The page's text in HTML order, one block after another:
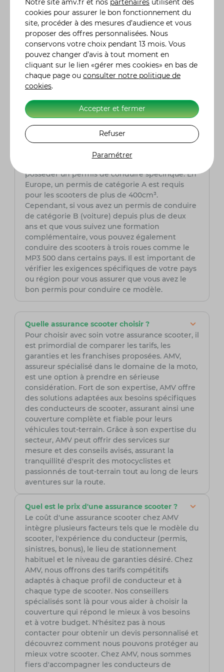
Le Piaggio MP3 500 est conçu pour offrir un
grand confort, même lors des trajets longue
distance. Son siège ergonomique, ajustable et
bien rembourré est conçu pour réduire la
fatigue lors de longs trajets. De plus, la
présence d'un pare-brise de grande taille et
d'une suspension avant sophistiquée contribue
à une conduite plus agréable et moins
secouante. Pour les longs trajets, il est
également possible d'ajouter des accessoires
comme un top case pour plus de rangement et
un confort supplémentaire.
Quelles sont les exigences en matière de
permis pour conduire un Piaggio MP3 500 ?
posséder un permis de conduire spécifique. En
Europe, un permis de catégorie A est requis
pour les scooters de plus de 400cm³.
Cependant, si vous avez un permis de conduire
de catégorie B (voiture) depuis plus de deux
ans et que vous suivez une formation
complémentaire, vous pouvez également
conduire des scooters à trois roues comme le
MP3 500 dans certains pays. Il est important de
vérifier les exigences spécifiques de votre pays
ou région pour vous assurer que vous avez le
bon permis pour conduire ce modèle.
Quelle assurance scooter choisir ?
Pour choisir avec soin votre assurance scooter, il
est primordial de comparer les tarifs, les
garanties et les franchises proposées. AMV,
assureur spécialisé dans le domaine de la moto,
est une option à prendre en sérieuse
considération. Fort de son expertise, AMV offre
des solutions adaptées aux besoins spécifiques
des conducteurs de scooter, assurant ainsi une
couverture complète et fiable pour leurs
véhicules tout-terrain. Grâce à son expertise du
secteur, AMV peut offrir des services sur
mesure et des conseils avisés, assurant la
tranquillité d'esprit des motocyclistes et
passionnés de tout-terrain tout au long de leurs
aventures sur la route.
Quel est le prix d'une assurance scooter ?
Le coût d'une assurance scooter chez AMV
intègre plusieurs facteurs tels que le modèle du
scooter, l'expérience du conducteur (permis,
sinistres, bonus), le lieu de stationnement
habituel et le niveau de garanties désiré. Chez
AMV, nous offrons des tarifs compétitifs
adaptés à chaque profil de conducteur et à
chaque type de scooter. Nos conseillers
spécialisés sont là pour vous aider à choisir la
couverture qui répond le mieux à vos besoins
et à votre budget. N'hésitez pas à nous
contacter pour obtenir un devis personnalisé et
découvrez comment nous pouvons protéger au
mieux votre scooter. Chez AMV, nous sommes
fiers d'accompagner les conducteurs de
cookies pour assurer le bon fonctionnement du
site, procéder à des mesures d’audience et vous
proposer des offres personnalisées. Nous
conservons votre choix pendant 13 mois. Vous
pouvez changer d’avis à tout moment en
cliquant sur le lien «gérer mes cookies» en bas de
chaque page ou consulter notre politique de
cookies.
Accepter et fermer
Refuser
Paramétrer